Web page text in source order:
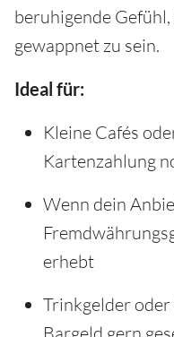
beruhigende
gewappnet zu sein.
Ideal für:
Kleine Cafés
Kartenzahlung
Wenn dein
erhebt
Trinkgelder